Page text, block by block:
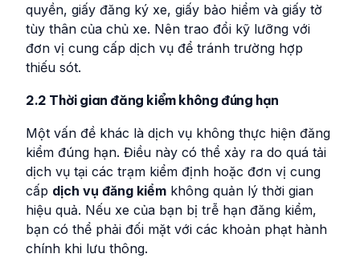
quyền, giấy đăng ký xe, giấy bảo hiểm và giấy tờ
tùy thân của chủ xe. Nên trao đổi kỹ lưỡng với
đơn vị cung cấp dịch vụ để tránh trường hợp
thiếu sót.
2.2 Thời gian đăng kiểm không đúng hạn
Một vấn đề khác là dịch vụ không thực hiện đăng
kiểm đúng hạn. Điều này có thể xảy ra do quá tải
dịch vụ tại các trạm kiểm định hoặc đơn vị cung
cấp dịch vụ đăng kiểm không quản lý thời gian
hiệu quả. Nếu xe của bạn bị trễ hạn đăng kiểm,
bạn có thể phải đối mặt với các khoản phạt hành
chính khi lưu thông.